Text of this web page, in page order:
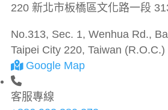
220 新北市板橋區文化路一段
No.313, Sec. 1, Wenhua Rd.,
Taipei City 220, Taiwan (R.O.C.)
Google Map
客服專線